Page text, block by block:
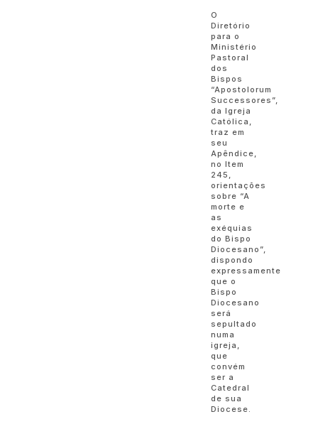
O
Diretório
para o
Ministério
Pastoral
dos
Bispos
“Apostolorum
Successores”,
da Igreja
Católica,
traz em
seu
Apêndice,
no Item
245,
orientações
sobre “A
morte e
as
exéquias
do Bispo
Diocesano”,
dispondo
expressamente
que o
Bispo
Diocesano
será
sepultado
numa
igreja,
que
convém
ser a
Catedral
de sua
Diocese.